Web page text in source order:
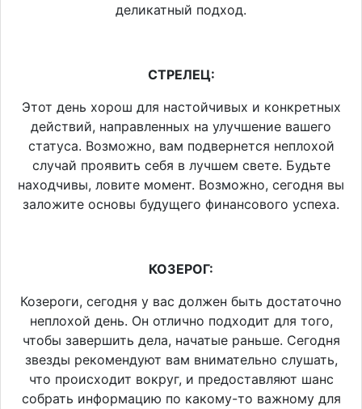
деликатный подход.
СТРЕЛЕЦ:
Этот день хорош для настойчивых и конкретных
действий, направленных на улучшение вашего
статуса. Возможно, вам подвернется неплохой
случай проявить себя в лучшем свете. Будьте
находчивы, ловите момент. Возможно, сегодня вы
заложите основы будущего финансового успеха.
КОЗЕРОГ:
Козероги, сегодня у вас должен быть достаточно
неплохой день. Он отлично подходит для того,
чтобы завершить дела, начатые раньше. Сегодня
звезды рекомендуют вам внимательно слушать,
что происходит вокруг, и предоставляют шанс
собрать информацию по какому-то важному для